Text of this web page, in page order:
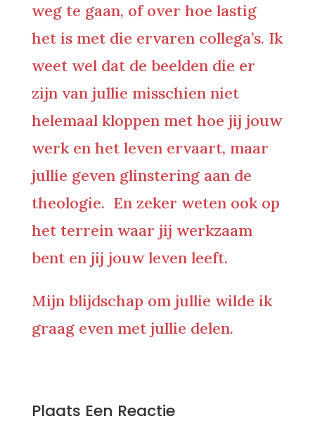
weg te gaan, of over hoe lastig
het is met die ervaren collega’s. Ik
weet wel dat de beelden die er
zijn van jullie misschien niet
helemaal kloppen met hoe jij jouw
werk en het leven ervaart, maar
jullie geven glinstering aan de
theologie. En zeker weten ook op
het terrein waar jij werkzaam
bent en jij jouw leven leeft.
Mijn blijdschap om jullie wilde ik
graag even met jullie delen.
Plaats Een Reactie